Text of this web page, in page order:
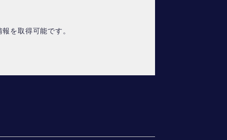
を取得可能です。